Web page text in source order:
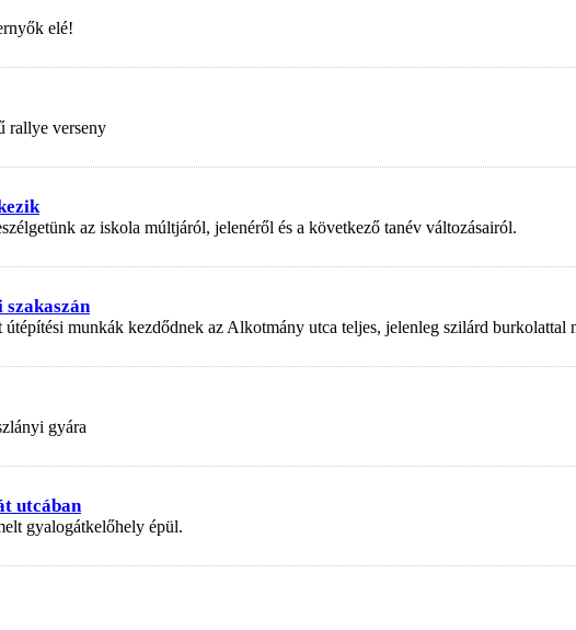
elé!
rallye verseny
az iskola múltjáról, jelenéről és a következő tanév változásairól.
munkák kezdődnek az Alkotmány utca teljes, jelenleg szilárd burkolattal
gyára
utcában
gyalogátkelőhely épül.